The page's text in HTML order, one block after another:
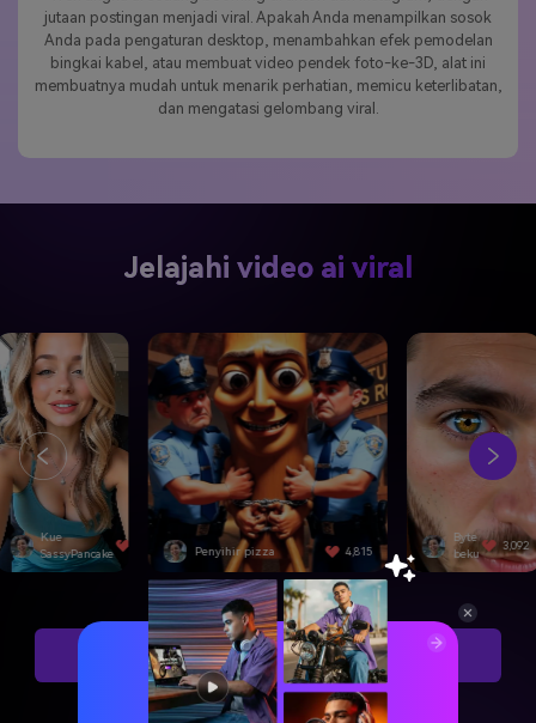
jutaan postingan menjadi viral. Apakah Anda menampilkan sosok
Anda pada pengaturan desktop, menambahkan efek pemodelan
bingkai kabel, atau membuat video pendek foto-ke-3D, alat ini
membuatnya mudah untuk menarik perhatian, memicu keterlibatan,
dan mengatasi gelombang viral.
Jelajahi video ai viral
Kue
SassyPancake
Penyihir pizza 4,815
Byte
beku
3,092
Coba Efek Video Ai